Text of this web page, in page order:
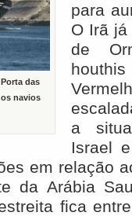
das
navios
para
O Irã já
de
houthis
a
Israel
em relação
da Arábia
fica